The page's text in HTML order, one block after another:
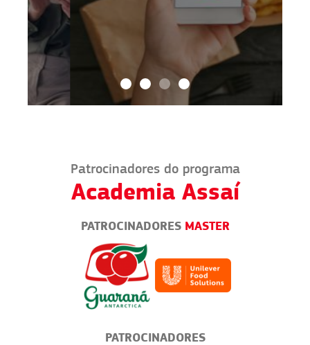
Patrocinadores do programa
Academia Assaí
PATROCINADORES MASTER
PATROCINADORES